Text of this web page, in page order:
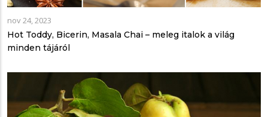
nov 24, 2023
Hot Toddy, Bicerin, Masala Chai – meleg italok a világ
minden tájáról